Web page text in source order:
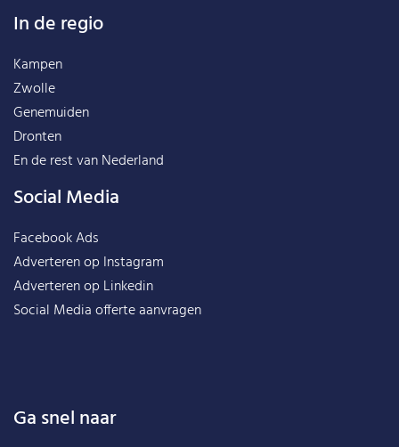
In de regio
Kampen
Zwolle
Genemuiden
Dronten
En de rest vanNederland
Social Media
Facebook Ads
Adverteren op Instagram
Adverteren op Linkedin
Social Media offerte aanvragen
Ga snel naar